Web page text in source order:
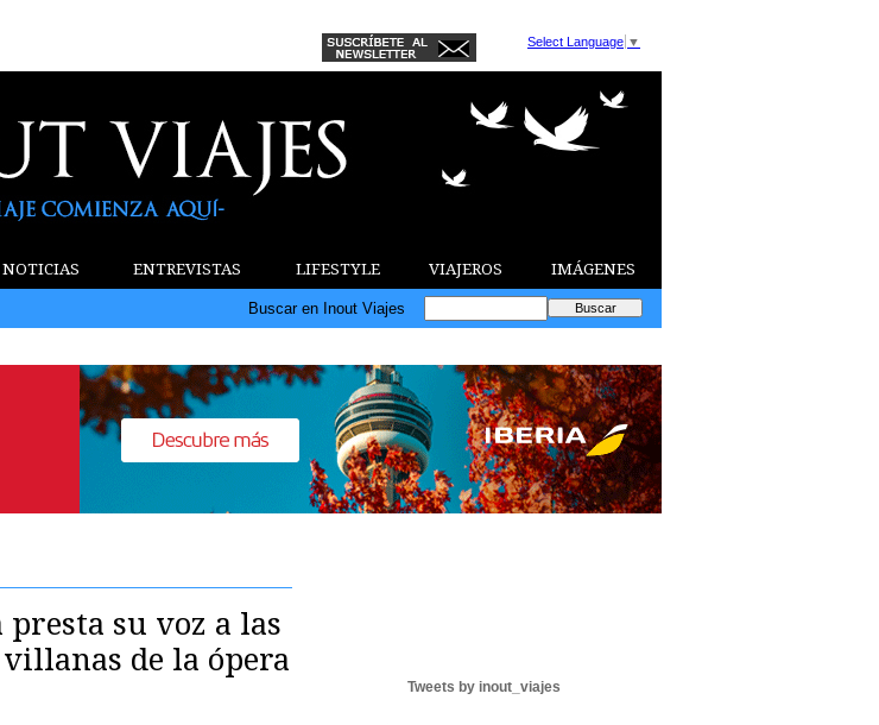
Select Language ▼
NOTICIAS ENTREVISTAS LIFESTYLE VIAJEROS IMÁGENES
Buscar en Inout Viajes
presta su voz a las
de la ópera
Tweets by inout_viajes